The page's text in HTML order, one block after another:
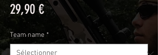
29,90 €Prix
Team name *